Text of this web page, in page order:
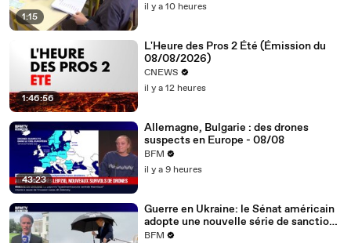
1:15
il y a 10 heures
1:46:56
L'Heure des Pros 2 Été (Émission du
08/08/2026)
CNEWS
il y a 12 heures
43:23
Allemagne, Bulgarie : des drones
suspects en Europe - 08/08
BFM
il y a 9 heures
Guerre en Ukraine: le Sénat américain
adopte une nouvelle série de sanctions
contre la Russie
BFM